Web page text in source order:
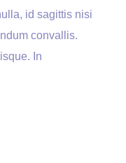
id sagittis nisi
convallis.
In